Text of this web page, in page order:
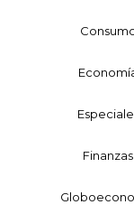
Finanzas